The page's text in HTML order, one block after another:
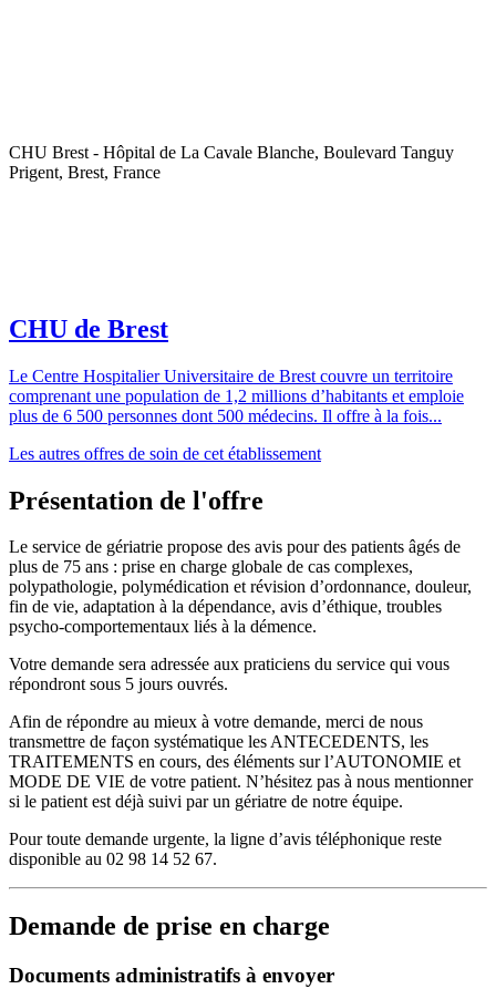
CHU Brest - Hôpital de La Cavale Blanche, Boulevard Tanguy
Prigent, Brest, France
CHU de Brest
Le Centre Hospitalier Universitaire de Brest couvre un territoire
comprenant une population de 1,2 millions d’habitants et emploie
plus de 6 500 personnes dont 500 médecins. Il offre à la fois...
Les autres offres de soin de cet établissement
Présentation de l'offre
Le service de gériatrie propose des avis pour des patients âgés de
plus de 75 ans : prise en charge globale de cas complexes,
polypathologie, polymédication et révision d’ordonnance, douleur,
fin de vie, adaptation à la dépendance, avis d’éthique, troubles
psycho-comportementaux liés à la démence.
Votre demande sera adressée aux praticiens du service qui vous
répondront sous 5 jours ouvrés.
Afin de répondre au mieux à votre demande, merci de nous
transmettre de façon systématique les ANTECEDENTS, les
TRAITEMENTS en cours, des éléments sur l’AUTONOMIE et
MODE DE VIE de votre patient. N’hésitez pas à nous mentionner
si le patient est déjà suivi par un gériatre de notre équipe.
Pour toute demande urgente, la ligne d’avis téléphonique reste
disponible au 02 98 14 52 67.
Demande de prise en charge
Documents administratifs à envoyer